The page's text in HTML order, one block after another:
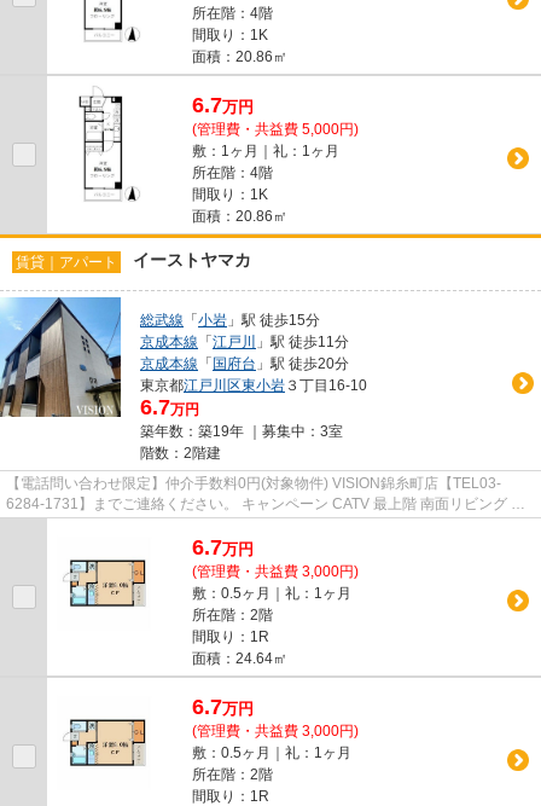
所在階：4階
間取り：1K
面積：20.86㎡
6.7万円
(管理費・共益費 5,000円)
敷：1ヶ月｜礼：1ヶ月
所在階：4階
間取り：1K
面積：20.86㎡
賃貸｜アパート イーストヤマカ
総武線 「小岩 」駅 徒歩15分
京成本線 「江戸川
」駅 徒歩11分
京成本線 「国府台 」駅 徒歩20分
東京都江戸川区東小岩 ３丁目16-10
6.7万円
築年数：築19年 ｜募集中： 3室
階数：2階建
【電話問い合わせ限定】仲介手数料0円(対象物件) VISION錦糸町店【TEL03-
6284-1731】までご連絡ください。 キャンペーン CATV 最上階 南面リビング シ
ューズボックス
6.7万円
(管理費・共益費 3,000円)
敷：0.5ヶ月｜礼：1ヶ月
所在階：2階
間取り：1R
面積：24.64㎡
6.7万円
(管理費・共益費 3,000円)
敷：0.5ヶ月｜礼：1ヶ月
所在階：2階
間取り：1R